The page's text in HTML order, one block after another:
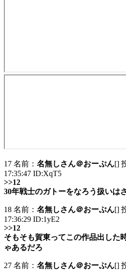
17 名前： 名無しさん＠おーぷん[]
17:35:47 ID:XqT5
>>12
30年戦士のガトーをなろう扱いは
18 名前： 名無しさん＠おーぷん[]
17:36:29 ID:1yE2
>>12
そもそも賀東ってこの作品出した
ゃあるだろ
27 名前： 名無しさん＠おーぷん[]